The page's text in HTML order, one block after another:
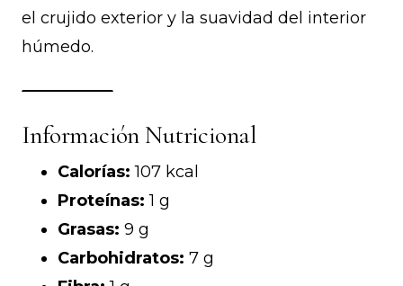
el crujido exterior y la suavidad del interior
húmedo.
Información Nutricional
Calorías: 107 kcal
Proteínas: 1 g
Grasas: 9 g
Carbohidratos: 7 g